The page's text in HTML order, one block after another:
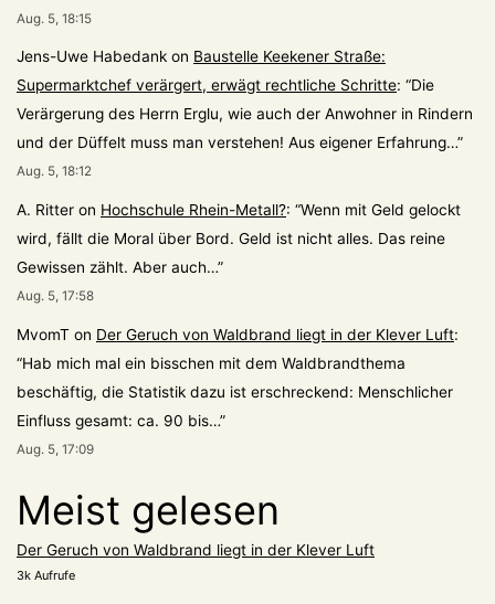
Aug. 5, 18:15
Jens-Uwe Habedank on Baustelle Keekener Straße:
Supermarktchef verärgert, erwägt rechtliche Schritte: “Die
Verärgerung des Herrn Erglu, wie auch der Anwohner in Rindern
und der Düffelt muss man verstehen! Aus eigener Erfahrung…”
Aug. 5, 18:12
A. Ritter on Hochschule Rhein-Metall?: “Wenn mit Geld gelockt
wird, fällt die Moral über Bord. Geld ist nicht alles. Das reine
Gewissen zählt. Aber auch…”
Aug. 5, 17:58
MvomT on Der Geruch von Waldbrand liegt in der Klever Luft:
“Hab mich mal ein bisschen mit dem Waldbrandthema
beschäftig, die Statistik dazu ist erschreckend: Menschlicher
Einfluss gesamt: ca. 90 bis…”
Aug. 5, 17:09
Meist gelesen
Der Geruch von Waldbrand liegt in der Klever Luft
3k Aufrufe